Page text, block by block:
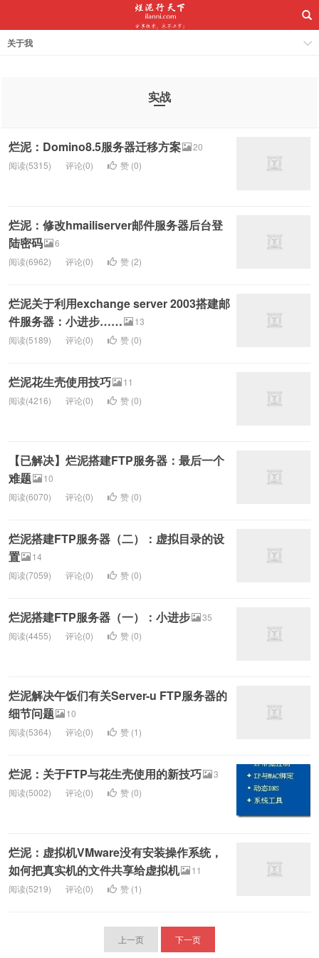
关于我
实战
烂泥：Domino8.5服务器迁移方案
20
阅读(5315)
评论(0) 赞 (0)
烂泥：修改hmailiserver邮件服务器后台登
陆密码
6
阅读(6962)
评论(0) 赞 (2)
烂泥关于利用exchange server 2003搭建邮
件服务器：小进步……
13
阅读(5189)
评论(0) 赞 (0)
烂泥花生壳使用技巧
11
阅读(4216)
评论(0) 赞 (0)
【已解决】烂泥搭建FTP服务器：最后一个
难题
10
阅读(6070)
评论(0) 赞 (0)
烂泥搭建FTP服务器（二）：虚拟目录的设
置
14
阅读(7059)
评论(0) 赞 (0)
烂泥搭建FTP服务器（一）：小进步
35
阅读(4455)
评论(0) 赞 (0)
烂泥解决午饭们有关Server-u FTP服务器的
细节问题
10
阅读(5364)
评论(0) 赞 (1)
烂泥：关于FTP与花生壳使用的新技巧
3
阅读(5002)
评论(0) 赞 (0)
烂泥：虚拟机VMware没有安装操作系统，
如何把真实机的文件共享给虚拟机
11
阅读(5219)
评论(0) 赞 (1)
上一页 下一页